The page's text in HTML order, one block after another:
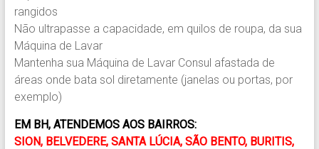
rangidos
Não ultrapasse a capacidade, em quilos de roupa, da sua
Máquina de Lavar
Mantenha sua Máquina de Lavar Consul afastada de
áreas onde bata sol diretamente (janelas ou portas, por
exemplo)
EM BH, ATENDEMOS AOS BAIRROS:
SION, BELVEDERE, SANTA LÚCIA, SÃO BENTO, BURITIS,